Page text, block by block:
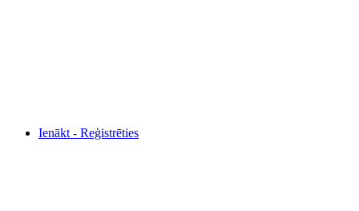
Ienākt - Reģistrēties